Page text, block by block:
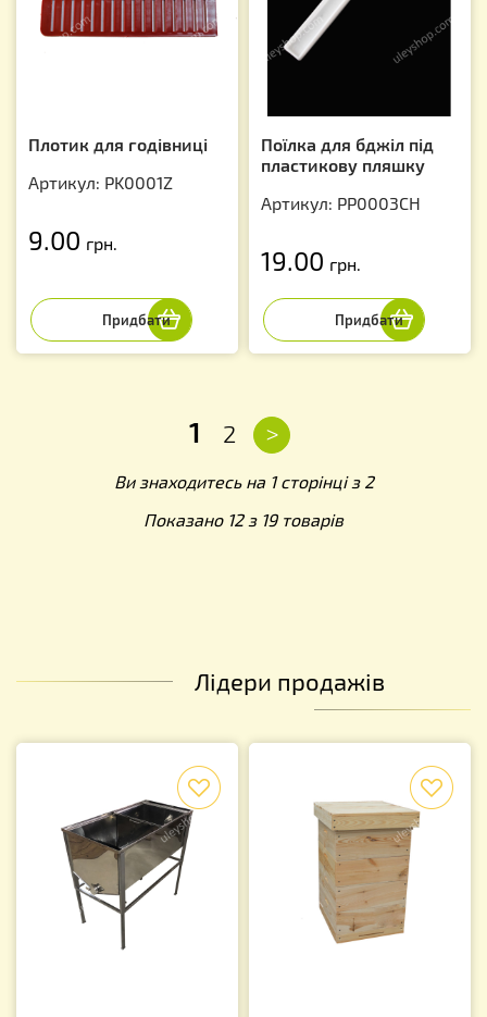
Плотик для годівниці
Артикул: PK0001Z
9.00 грн.
Поїлка для бджіл під
пластикову пляшку
Артикул: PP0003CH
19.00 грн.
1 2 >
Ви знаходитесь на 1 сторінці з 2
Показано 12 з 19 товарів
Лідери продажів